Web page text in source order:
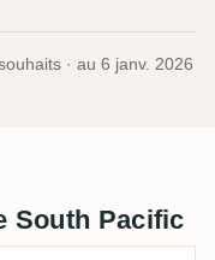
· au 6 janv. 2026
South Pacific